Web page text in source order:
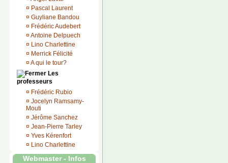
¤ Pascal Laurent
¤ Guyliane Bandou
¤ Frédéric Audebert
¤ Antoine Delpuech
¤ Lino Charlettine
¤ Merrick Félicité
¤ A qui le tour?
Les
professeurs
¤ Frédéric Rubio
¤ Jocelyn Ramsamy-
Mouti
¤ Jérôme Sanchez
¤ Jean-Pierre Tarley
¤ Yves Kérenfort
¤ Lino Charlettine
Webmaster - Infos